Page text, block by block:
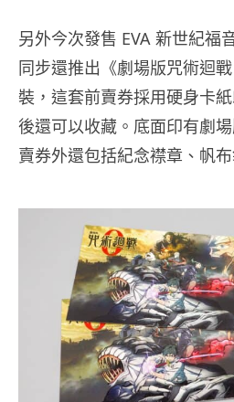
另外今次發售 EVA 新世紀福
同步還推出《劇場版咒術迴
裝，這套前賣券採用硬身卡
後還可以收藏。底面印有劇
賣券外還包括紀念襟章、帆布